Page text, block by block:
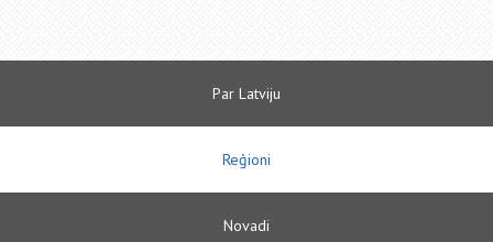
Par Latviju
Reģioni
Novadi